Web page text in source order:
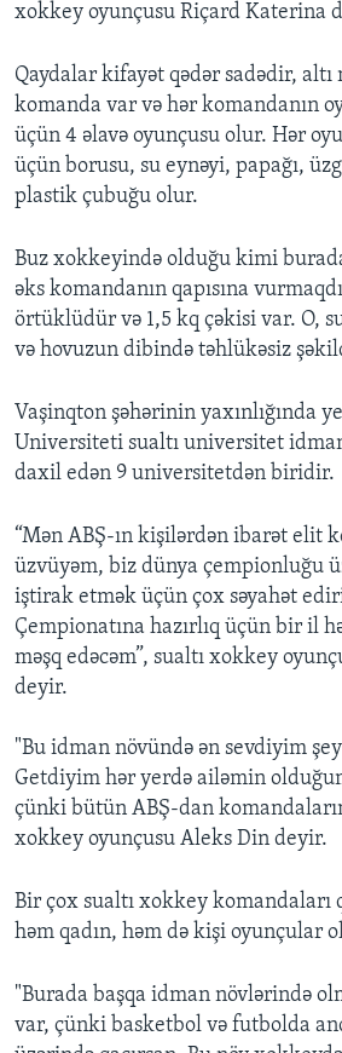
xokkey oyunçusu Riçard Katerina
Qaydalar kifayət qədər sadədir,
komanda var və hər komandanın
üçün 4 əlavə oyunçusu olur. Hər
üçün borusu, su eynəyi, papağı,
plastik çubuğu olur.
Buz xokkeyində olduğu kimi
əks komandanın qapısına
örtüklüdür və 1,5 kq çəkisi var. O,
və hovuzun dibində təhlükəsiz
Vaşinqton şəhərinin yaxınlığında
Universiteti sualtı universitet
daxil edən 9 universitetdən biridir.
“Mən ABŞ-ın kişilərdən ibarət elit
üzvüyəm, biz dünya çempionluğu
iştirak etmək üçün çox səyahət
Çempionatına hazırlıq üçün bir il
məşq edəcəm”, sualtı xokkey
deyir.
"Bu idman növündə ən sevdiyim
Getdiyim hər yerdə ailəmin
çünki bütün ABŞ-dan
xokkey oyunçusu Aleks Din deyir.
Bir çox sualtı xokkey komandaları
həm qadın, həm də kişi oyunçular
"Burada başqa idman növlərində
var, çünki basketbol və futbolda